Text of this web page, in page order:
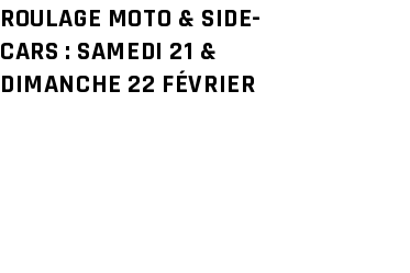
ROULAGE MOTO & SIDE-
CARS : SAMEDI 21 &
DIMANCHE 22 FÉVRIER